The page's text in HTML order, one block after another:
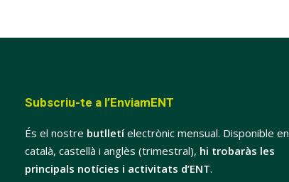
Subscriu-te a l’EnviamENT
És el nostre butlletí electrònic mensual. Disponible en
català, castellà i anglès (trimestral), hi trobaràs les
principals notícies i activitats d’ENT.